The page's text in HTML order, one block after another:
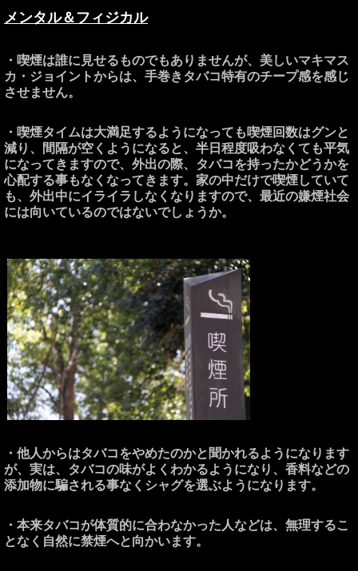
メンタル＆フィジカル
・喫煙は誰に見せるものでもありませんが、美しいマキマス
カ・ジョイントからは、手巻きタバコ特有のチープ感を感じ
させません。
・喫煙タイムは大満足するようになっても喫煙回数はグンと
減り、間隔が空くようになると、半日程度吸わなくても平気
になってきますので、外出の際、タバコを持ったかどうかを
心配する事もなくなってきます。家の中だけで喫煙していて
も、外出中にイライラしなくなりますので、最近の嫌煙社会
には向いているのではないでしょうか。
・他人からはタバコをやめたのかと聞かれるようになります
が、実は、タバコの味がよくわかるようになり、香料などの
添加物に騙される事なくシャグを選ぶようになります。
・本来タバコが体質的に合わなかった人などは、無理するこ
となく自然に禁煙へと向かいます。